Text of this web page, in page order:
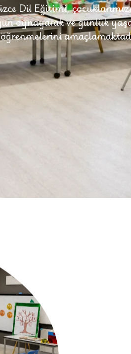
Dil Eğitimi,
oynayarak ve günlük
öğrenmelerini